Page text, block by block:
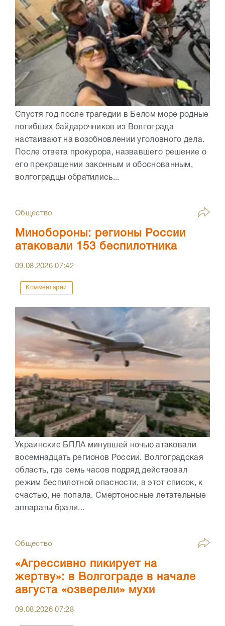
Спустя год после трагедии в Белом море родные
погибших байдарочников из Волгограда
настаивают на возобновлении уголовного дела.
После ответа прокурора, назвавшего решение о
его прекращении законным и обоснованным,
волгоградцы обратились...
Общество
Минобороны: регионы России
атаковали 153 беспилотника
09.08.202607:42
Комментарии
Украинские БПЛА минувшей ночью атаковали
восемнадцать регионов России. Волгоградская
область, где семь часов подряд действовал
режим беспилотной опасности, в этот список, к
счастью, не попала. Смертоносные летательные
аппараты брали...
Общество
«Агрессивно пикирует на
жертву»: в Волгограде в начале
августа «озверели» мухи
09.08.202607:28